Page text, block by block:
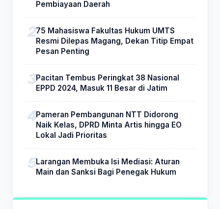
Pembiayaan Daerah
75 Mahasiswa Fakultas Hukum UMTS
Resmi Dilepas Magang, Dekan Titip Empat
Pesan Penting
Pacitan Tembus Peringkat 38 Nasional
EPPD 2024, Masuk 11 Besar di Jatim
Pameran Pembangunan NTT Didorong
Naik Kelas, DPRD Minta Artis hingga EO
Lokal Jadi Prioritas
Larangan Membuka Isi Mediasi: Aturan
Main dan Sanksi Bagi Penegak Hukum